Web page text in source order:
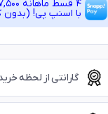
با اسنپ ‌پی! (بدون
گارانتی از لحظه